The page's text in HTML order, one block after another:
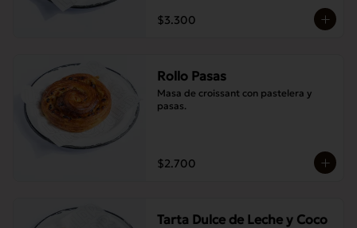
$3.300
Rollo Pasas
Masa de croissant con pastelera y
pasas.
$2.700
Tarta Dulce de Leche y Coco